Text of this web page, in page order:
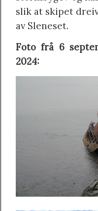
slik at skipet
av Sleneset.
Foto frå 6
2024: